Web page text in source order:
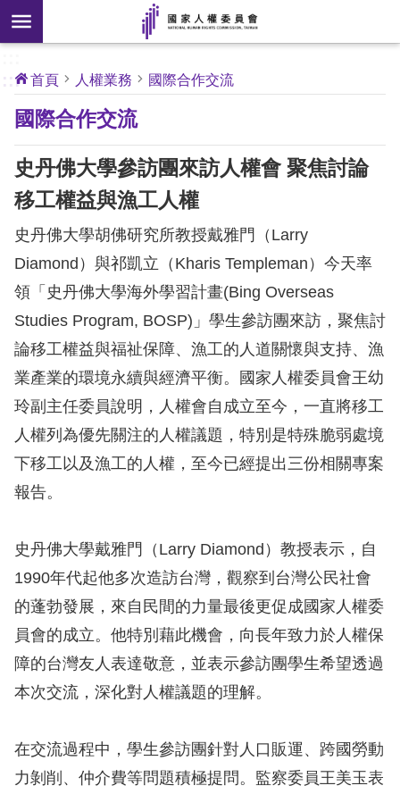
前往主要內容區塊
搜
尋
開
]
核
心
人
權
公
約
於
本
會
新
消
息
人
權
業
核
心
人
權
公
約
陳
情
申
:::
首頁 人權業務 國際合作交流
國際合作交流
史丹佛大學參訪團來訪人權會 聚焦討論
移工權益與漁工人權
史丹佛大學胡佛研究所教授戴雅門（Larry
Diamond）與祁凱立（Kharis Templeman）今天率
領「史丹佛大學海外學習計畫(Bing Overseas
Studies Program, BOSP)」學生參訪團來訪，聚焦討
論移工權益與福祉保障、漁工的人道關懷與支持、漁
業產業的環境永續與經濟平衡。國家人權委員會王幼
玲副主任委員說明，人權會自成立至今，一直將移工
人權列為優先關注的人權議題，特別是特殊脆弱處境
下移工以及漁工的人權，至今已經提出三份相關專案
報告。
史丹佛大學戴雅門（Larry Diamond）教授表示，自
1990年代起他多次造訪台灣，觀察到台灣公民社會
的蓬勃發展，來自民間的力量最後更促成國家人權委
員會的成立。他特別藉此機會，向長年致力於人權保
障的台灣友人表達敬意，並表示參訪團學生希望透過
本次交流，深化對人權議題的理解。
在交流過程中，學生參訪團針對人口販運、跨國勞動
力剝削、仲介費等問題積極提問。監察委員王美玉表